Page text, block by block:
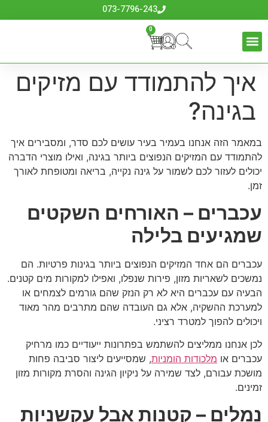
073-7796-243
0
איך להתמודד עם מזיקים
בגינה?
במאמר הזה אנחנו בעמיר בעיר עושים לכם סדר, ומסבירים איך
להתמודד עם המזיקים הנפוצים ביותר בגינה, ואילו מוצרי הדברה
יכולים לעזור לכם לשמור על גינה נקייה, בריאה ומטופחת לאורך
זמן.
עכברים – האורחים השקטים
שמגיעים בלילה
עכברים הם אחד המזיקים הנפוצים ביותר בגינות פרטיות. הם
נמשכים לשאריות מזון, פירות שנפלו, ואפילו למקורות מים קטנים.
הבעיה עם עכברים היא לא רק הנזק שהם גורמים לצמחים או
למערכת ההשקיה, אלא גם העובדה שהם מתרבים מהר מאוד
ויכולים להפוך למטרד רציני.
לכן אנחנו ממליצים להשתמש בפתרונות ייעודיים כמו מרחיק
עכברים או מלכודות הומניות, שמסייעים ליצור סביבה פחות
מושכת עבורם, לצד שמירה על ניקיון הגינה והסרת מקורות מזון
זמינים.
נמלים – קטנות אבל עקשניות